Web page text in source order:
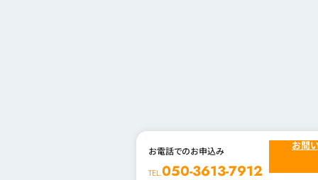
お電話でのお申込み
TEL.050-3613-7912
お問